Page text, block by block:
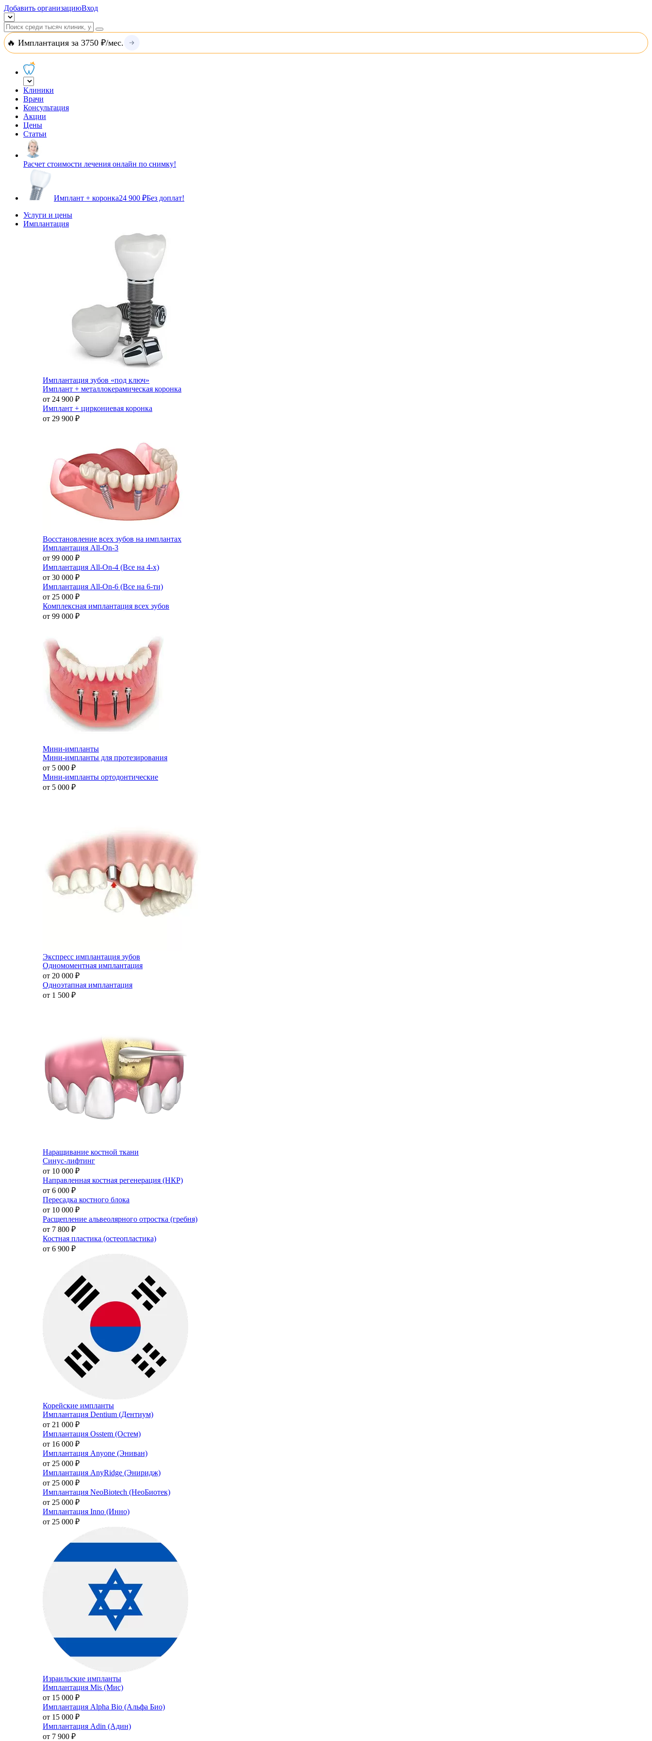
Добавить организациюВход
🔥 Имплантация за 3750 ₽/мес.
Клиники
Врачи
Консультация
Акции
Цены
Статьи
Расчет стоимости лечения онлайн по снимку!
Имплант + коронка24 900 ₽Без доплат!
Услуги и цены
Имплантация
Имплантация зубов «под ключ»
Имплант + металлокерамическая коронка
от 24 900 ₽
Имплант + циркониевая коронка
от 29 900 ₽
Восстановление всех зубов на имплантах
Имплантация All-On-3
от 99 000 ₽
Имплантация All-On-4 (Все на 4-х)
от 30 000 ₽
Имплантация All-On-6 (Все на 6-ти)
от 25 000 ₽
Комплексная имплантация всех зубов
от 99 000 ₽
Мини-импланты
Мини-импланты для протезирования
от 5 000 ₽
Мини-импланты ортодонтические
от 5 000 ₽
Экспресс имплантация зубов
Одномоментная имплантация
от 20 000 ₽
Одноэтапная имплантация
от 1 500 ₽
Наращивание костной ткани
Синус-лифтинг
от 10 000 ₽
Направленная костная регенерация (НКР)
от 6 000 ₽
Пересадка костного блока
от 10 000 ₽
Расщепление альвеолярного отростка (гребня)
от 7 800 ₽
Костная пластика (остеопластика)
от 6 900 ₽
Корейские импланты
Имплантация Dentium (Дентиум)
от 21 000 ₽
Имплантация Osstem (Остем)
от 16 000 ₽
Имплантация Anyone (Эниван)
от 25 000 ₽
Имплантация AnyRidge (Эниридж)
от 25 000 ₽
Имплантация NeoBiotech (НеоБиотек)
от 25 000 ₽
Имплантация Inno (Инно)
от 25 000 ₽
Израильские импланты
Имплантация Mis (Мис)
от 15 000 ₽
Имплантация Alpha Bio (Альфа Био)
от 15 000 ₽
Имплантация Adin (Адин)
от 7 900 ₽